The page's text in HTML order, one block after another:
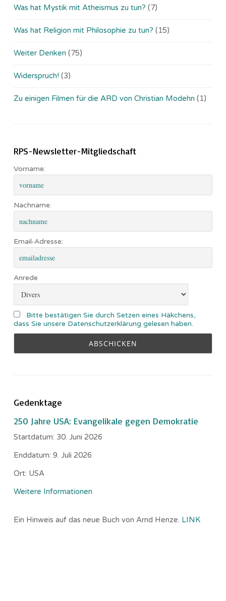
Was hat Mystik mit Atheismus zu tun? (7)
Was hat Religion mit Philosophie zu tun? (15)
Weiter Denken (75)
Widerspruch! (3)
Zu einigen Filmen für die ARD von Christian Modehn (1)
RPS-Newsletter-Mitgliedschaft
Vorname:
Nachname:
Email-Adresse:
Anrede
Bitte bestätigen Sie durch Setzen eines Häkchens,
dass Sie unsere Datenschutzerklärung gelesen haben.
Gedenktage
250 Jahre USA: Evangelikale gegen Demokratie
Startdatum: 30. Juni 2026
Enddatum: 9. Juli 2026
Ort: USA
Weitere Informationen
Ein Hinweis auf das neue Buch von Arnd Henze. LINK